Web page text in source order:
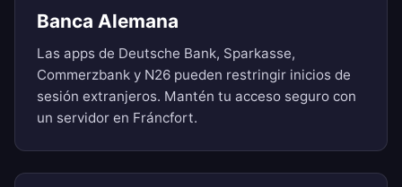
Banca Alemana
Las apps de Deutsche Bank, Sparkasse,
Commerzbank y N26 pueden restringir inicios de
sesión extranjeros. Mantén tu acceso seguro con
un servidor en Fráncfort.